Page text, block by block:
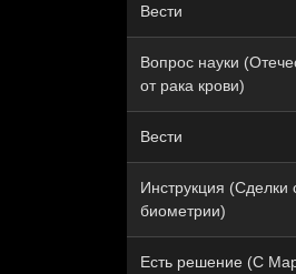
Вести
Вопрос науки
от рака крови)
Вести
Инструкция (Сделки
биометрии)
Есть решение (С